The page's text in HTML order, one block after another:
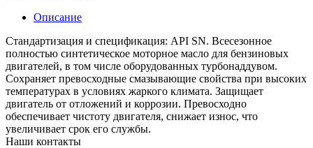
Описание
Стандартизация и спецификация: API SN. Всесезонное
полностью синтетическое моторное масло для бензиновых
двигателей, в том числе оборудованных турбонаддувом.
Сохраняет превосходные смазывающие свойства при высоких
температурах в условиях жаркого климата. Защищает
двигатель от отложений и коррозии. Превосходно
обеспечивает чистоту двигателя, снижает износ, что
увеличивает срок его службы.
Наши контакты